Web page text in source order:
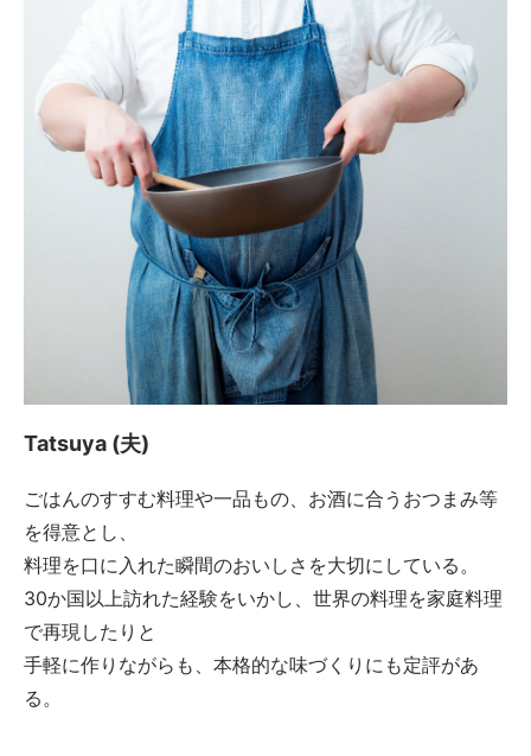
Tatsuya (夫)
ごはんのすすむ料理や一品もの、お酒に合うおつまみ等
を得意とし、
料理を口に入れた瞬間のおいしさを大切にしている。
30か国以上訪れた経験をいかし、世界の料理を家庭料理
で再現したりと
手軽に作りながらも、本格的な味づくりにも定評があ
る。